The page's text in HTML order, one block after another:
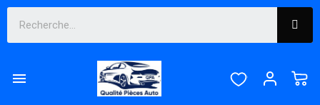

GALET TENDEUR ET
ENROULEUR